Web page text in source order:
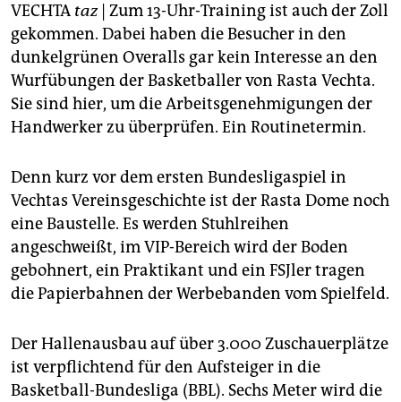
abo
genossenschaft
epaper login
VECHTA taz| Zum 13-Uhr-Training ist auch der Zoll
gekommen. Dabei haben die Besucher in den
dunkelgrünen Overalls gar kein Interesse an den
Wurfübungen der Basketballer von Rasta Vechta.
Sie sind hier, um die Arbeitsgenehmigungen der
Handwerker zu überprüfen. Ein Routinetermin.
Denn kurz vor dem ersten Bundesligaspiel in
Vechtas Vereinsgeschichte ist der Rasta Dome noch
eine Baustelle. Es werden Stuhlreihen
angeschweißt, im VIP-Bereich wird der Boden
gebohnert, ein Praktikant und ein FSJler tragen
die Papierbahnen der Werbebanden vom Spielfeld.
Der Hallenausbau auf über 3.000 Zuschauerplätze
ist verpflichtend für den Aufsteiger in die
Basketball-Bundesliga (BBL). Sechs Meter wird die